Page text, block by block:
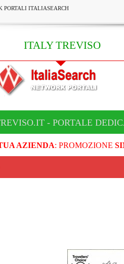
PORTALI ITALIASEARCH
ITALY TREVISO
- PORTALE
AZIENDA: PROMOZIONE